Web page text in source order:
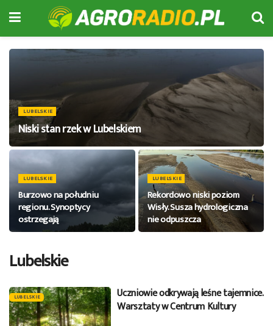
LUBELSKIE
Niski stan rzek w Lubelskiem
LUBELSKIE
Burzowo na południu
regionu. Synoptycy
ostrzegają
LUBELSKIE
Rekordowo niski poziom
Wisły. Susza hydrologiczna
nie odpuszcza
Lubelskie
LUBELSKIE
Uczniowie odkrywają leśne tajemnice.
Warsztaty w Centrum Kultury